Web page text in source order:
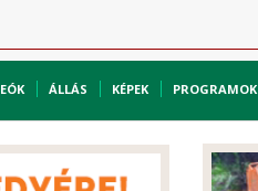
ÁLLÁS KÉPEK PROGRAMOK